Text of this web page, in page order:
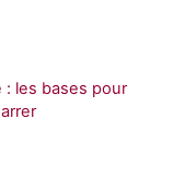
: les bases pour